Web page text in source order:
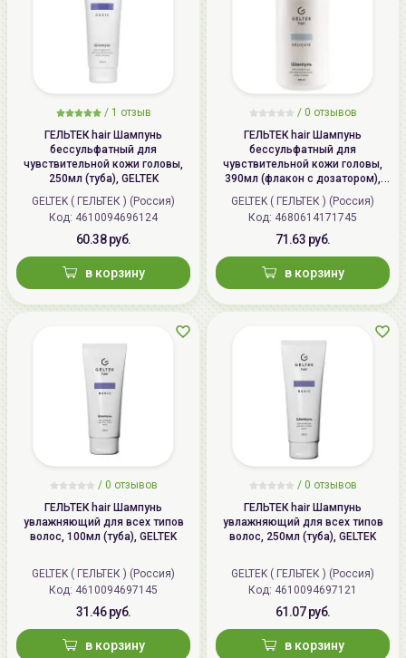
/ 1 отзыв
ГЕЛЬТЕК hair Шампунь
бессульфатный для
чувствительной кожи головы,
250мл (туба), GELTEK
GELTEK ( ГЕЛЬТЕК ) (Россия)
Код: 4610094696124
60.38 руб.
в корзину
/ 0 отзывов
ГЕЛЬТЕК hair Шампунь
бессульфатный для
чувствительной кожи головы,
390мл (флакон с дозатором),
GELTEK ( ГЕЛЬТЕК ) (Россия)
Код: 4680614171745
71.63 руб.
в корзину
/ 0 отзывов
ГЕЛЬТЕК hair Шампунь
увлажняющий для всех типов
волос, 100мл (туба), GELTEK
GELTEK ( ГЕЛЬТЕК ) (Россия)
Код: 4610094697145
31.46 руб.
в корзину
/ 0 отзывов
ГЕЛЬТЕК hair Шампунь
увлажняющий для всех типов
волос, 250мл (туба), GELTEK
GELTEK ( ГЕЛЬТЕК ) (Россия)
Код: 4610094697121
61.07 руб.
в корзину